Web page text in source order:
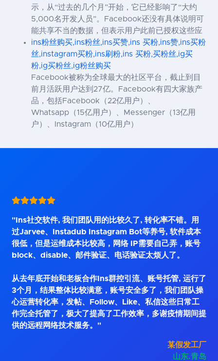
示，从“过去的几个月”开始，它已经影响了“大约
5,000名开发人员”。Facebook还没有具体说明可
能共享不当的数据，但表示用户此前已授权这些应
ins粉丝购买,ins粉丝,ins买赞,ins 买粉,ins赞,ins买粉
丝,instagram买粉,ins刷粉,ins 买粉,买粉丝,ig买
粉,ig买粉丝,ig粉丝购买
Facebook被称为全球最大的社区平台，截止到目
前月活跃用户达到27亿。Facebook有四大家族产
品，包括Facebook（22亿用户）、
Whatsapp（15亿用户）、Messenger（13亿用
户）、Instagram（10亿用户）
"Ins社交软件, 我们团队用的比较久了, 转化率不错。用
过Jarvee、Instadub Instagram Bot等养号, 软件成本
很低，但是运维成本比较高，网络 IP需要自己弄，账号
block、disable、邮件验证、电话验证太烦人了。
从去年底开始和老板合作Ins群控引流、账号托管, 运行了
3个月，结果整体比较满意，账号安全多了，我们团队操
心运营转化率，发帖、Follow、Like、私信这些日常工
作完全托管了，极大了提高了工作效率，多谢疫情期间提
供的远程网络技术服务。"
某假发工厂
山东.青岛